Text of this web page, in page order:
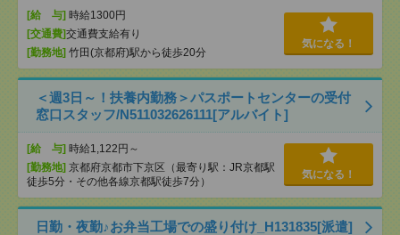
[給 与] 時給1300円
[交通費]交通費支給有り
[勤務地] 竹田(京都府)駅から徒歩20分
気になる！
＜週3日～！扶養内勤務＞パスポートセンターの受付
窓口スタッフ/N511032626111[アルバイト]
[給 与] 時給1,122円～
[勤務地] 京都府京都市下京区（最寄り駅：JR京都駅
徒歩5分・その他各線京都駅徒歩7分）
気になる！
日勤・夜勤♪お弁当工場での盛り付け_H131835[派遣]